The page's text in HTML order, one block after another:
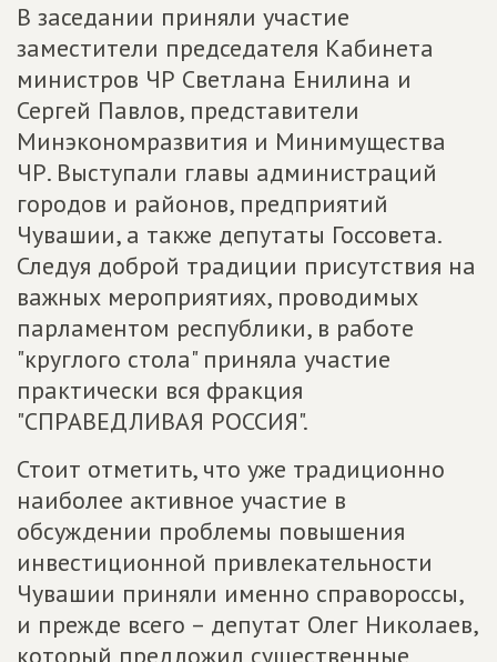
В заседании приняли участие
заместители председателя Кабинета
министров ЧР Светлана Енилина и
Сергей Павлов, представители
Минэкономразвития и Минимущества
ЧР. Выступали главы администраций
городов и районов, предприятий
Чувашии, а также депутаты Госсовета.
Следуя доброй традиции присутствия на
важных мероприятиях, проводимых
парламентом республики, в работе
"круглого стола" приняла участие
практически вся фракция
"СПРАВЕДЛИВАЯ РОССИЯ".
Стоит отметить, что уже традиционно
наиболее активное участие в
обсуждении проблемы повышения
инвестиционной привлекательности
Чувашии приняли именно справороссы,
и прежде всего – депутат Олег Николаев,
который предложил существенные